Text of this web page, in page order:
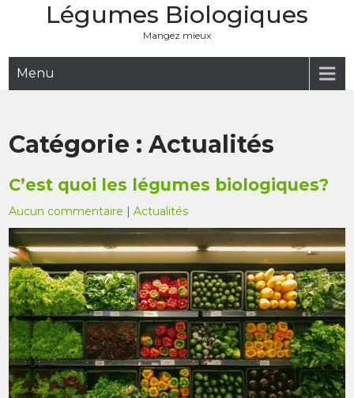
Légumes Biologiques
Mangez mieux
Menu
Catégorie :Actualités
C’est quoi les légumes biologiques?
Aucun commentaire |Actualités